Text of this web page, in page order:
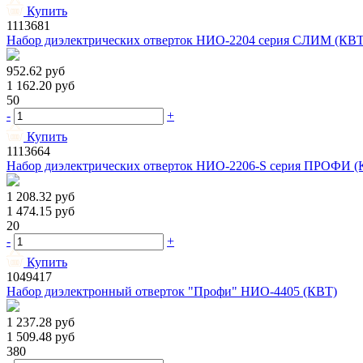
Купить
1113681
Набор диэлектрических отверток НИО-2204 серия СЛИМ
952.62 руб
1 162.20 руб
50
-
+
Купить
1113664
Набор диэлектрических отверток НИО-2206-S серия ПРОФИ
1 208.32 руб
1 474.15 руб
20
-
+
Купить
1049417
Набор диэлектронный отверток "Профи" НИО-4405 (КВТ)
1 237.28 руб
1 509.48 руб
380